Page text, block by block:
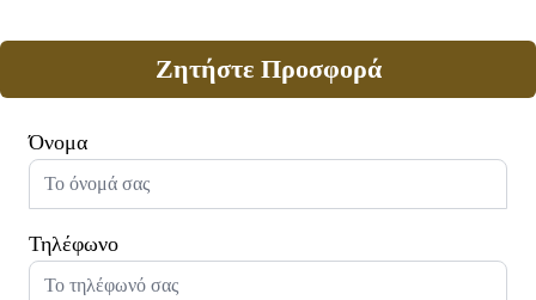
Ζητήστε Προσφορά
Όνομα
Τηλέφωνο